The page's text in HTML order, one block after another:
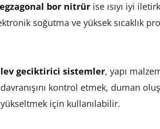
bor nitrür ise ısıyı iyi
soğutma ve yüksek sıcaklık
geciktirici sistemler, yapı
kontrol etmek, duman
için kullanılabilir.